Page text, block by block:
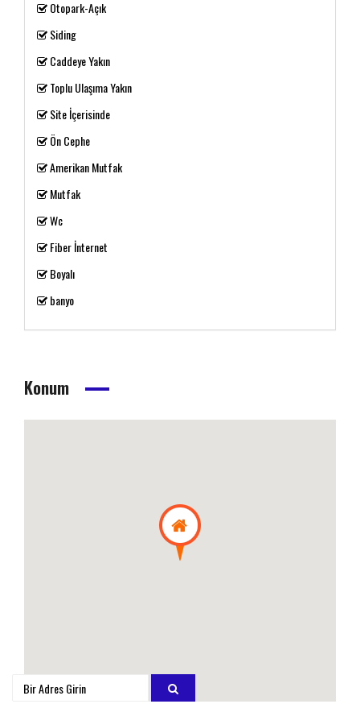
Otopark-Açık
Siding
Caddeye Yakın
Toplu Ulaşıma Yakın
Site İçerisinde
Ön Cephe
Amerikan Mutfak
Mutfak
Wc
Fiber İnternet
Boyalı
banyo
Konum